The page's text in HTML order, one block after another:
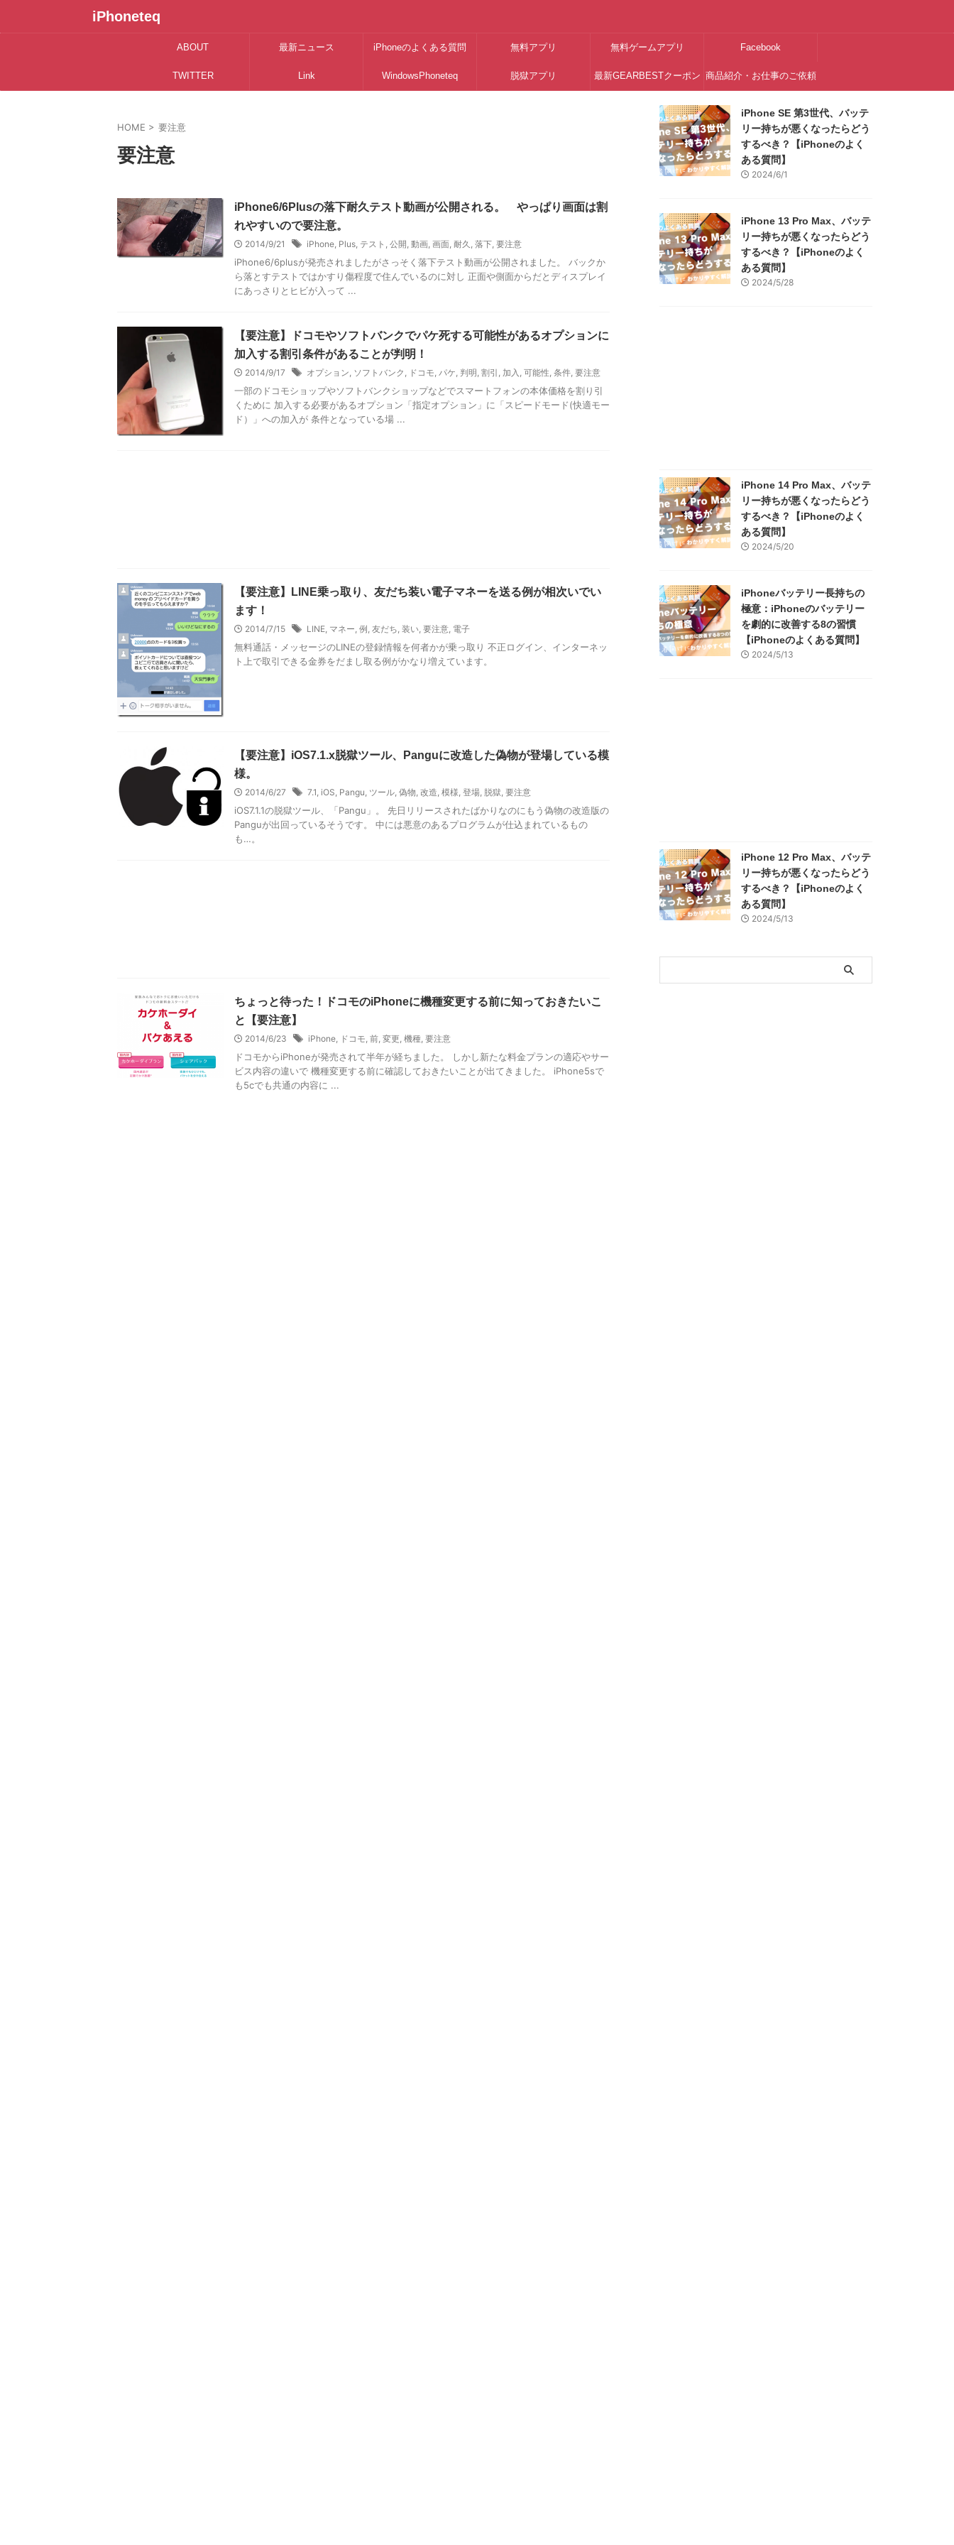
iPhoneteq
ABOUT 最新ニュース iPhoneのよくある質問 無料アプリ 無料ゲームアプリ Facebook
TWITTER Link WindowsPhoneteq 脱獄アプリ 最新GEARBESTクーポン 商品紹介・お仕事のご依頼
HOME > 要注意
要注意
iPhone6/6Plusの落下耐久テスト動画が公開される。 やっぱり画面は割
れやすいので要注意。
2014/9/21 iPhone, Plus, テスト , 公開, 動画, 画面, 耐久 , 落下, 要注意
iPhone6/6plusが発売されましたがさっそく落下テスト動画が公開されました。 バックか
ら落とすテストではかすり傷程度で住んでいるのに対し 正面や側面からだとディスプレイ
にあっさりとヒビが入って ...
【要注意】ドコモやソフトバンクでパケ死する可能性があるオプションに
加入する割引条件があることが判明！
2014/9/17 オプション, ソフトバンク , ドコモ, パケ, 判明, 割引 , 加入 , 可能性, 条件, 要注意
一部のドコモショップやソフトバンクショップなどでスマートフォンの本体価格を割り引
くために 加入する必要があるオプション「指定オプション」に「スピードモード(快適モー
ド）」への加入が 条件となっている場 ...
【要注意】LINE乗っ取り、友だち装い電子マネーを送る例が相次いでい
ます！
2014/7/15 LINE マネー 例 友だち 装い 要注意 電子
無料通話・メッセージのLINEの登録情報を何者かが乗っ取り 不正ログイン、インターネッ
ト上で取引できる金券をだまし取る例がかなり増えています。
【要注意】iOS7.1.x脱獄ツール、Panguに改造した偽物が登場している模
様。
2014/6/27 7.1, iOS, Pangu, ツール, 偽物, 改造, 模様, 登場, 脱獄, 要注意
iOS7.1.1の脱獄ツール、「Pangu」。 先日リリースされたばかりなのにもう偽物の改造版の
Panguが出回っているそうです。 中には悪意のあるプログラムが仕込まれているもの
も…。
ちょっと待った！ドコモのiPhoneに機種変更する前に知っておきたいこ
と【要注意】
2014/6/23 iPhone, ドコモ, 前, 変更, 機種, 要注意
ドコモからiPhoneが発売されて半年が経ちました。 しかし新たな料金プランの適応やサー
ビス内容の違いで 機種変更する前に確認しておきたいことが出てきました。 iPhone5sで
も5cでも共通の内容に ...
iPhone SE 第3世代、バッテ
リー持ちが悪くなったらどう
するべき？【iPhoneのよく
ある質問】
2024/6/1
iPhone 13 Pro Max、バッテ
リー持ちが悪くなったらどう
するべき？【iPhoneのよく
ある質問】
2024/5/28
iPhone 14 Pro Max、バッテ
リー持ちが悪くなったらどう
するべき？【iPhoneのよく
ある質問】
2024/5/20
iPhoneバッテリー長持ちの
極意：iPhoneのバッテリー
を劇的に改善する8の習慣
【iPhoneのよくある質問】
2024/5/13
iPhone 12 Pro Max、バッテ
リー持ちが悪くなったらどう
するべき？【iPhoneのよく
ある質問】
2024/5/13